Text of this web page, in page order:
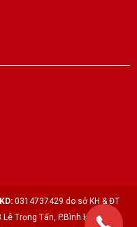
0314737429 do sở KH & ĐT
Trọng Tấn, P.Bình Hưng Hòa,